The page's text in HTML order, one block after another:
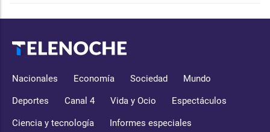
Nacionales Economía Sociedad Mundo
Deportes Canal 4 Vida y Ocio Espectáculos
Ciencia y tecnología Informes especiales